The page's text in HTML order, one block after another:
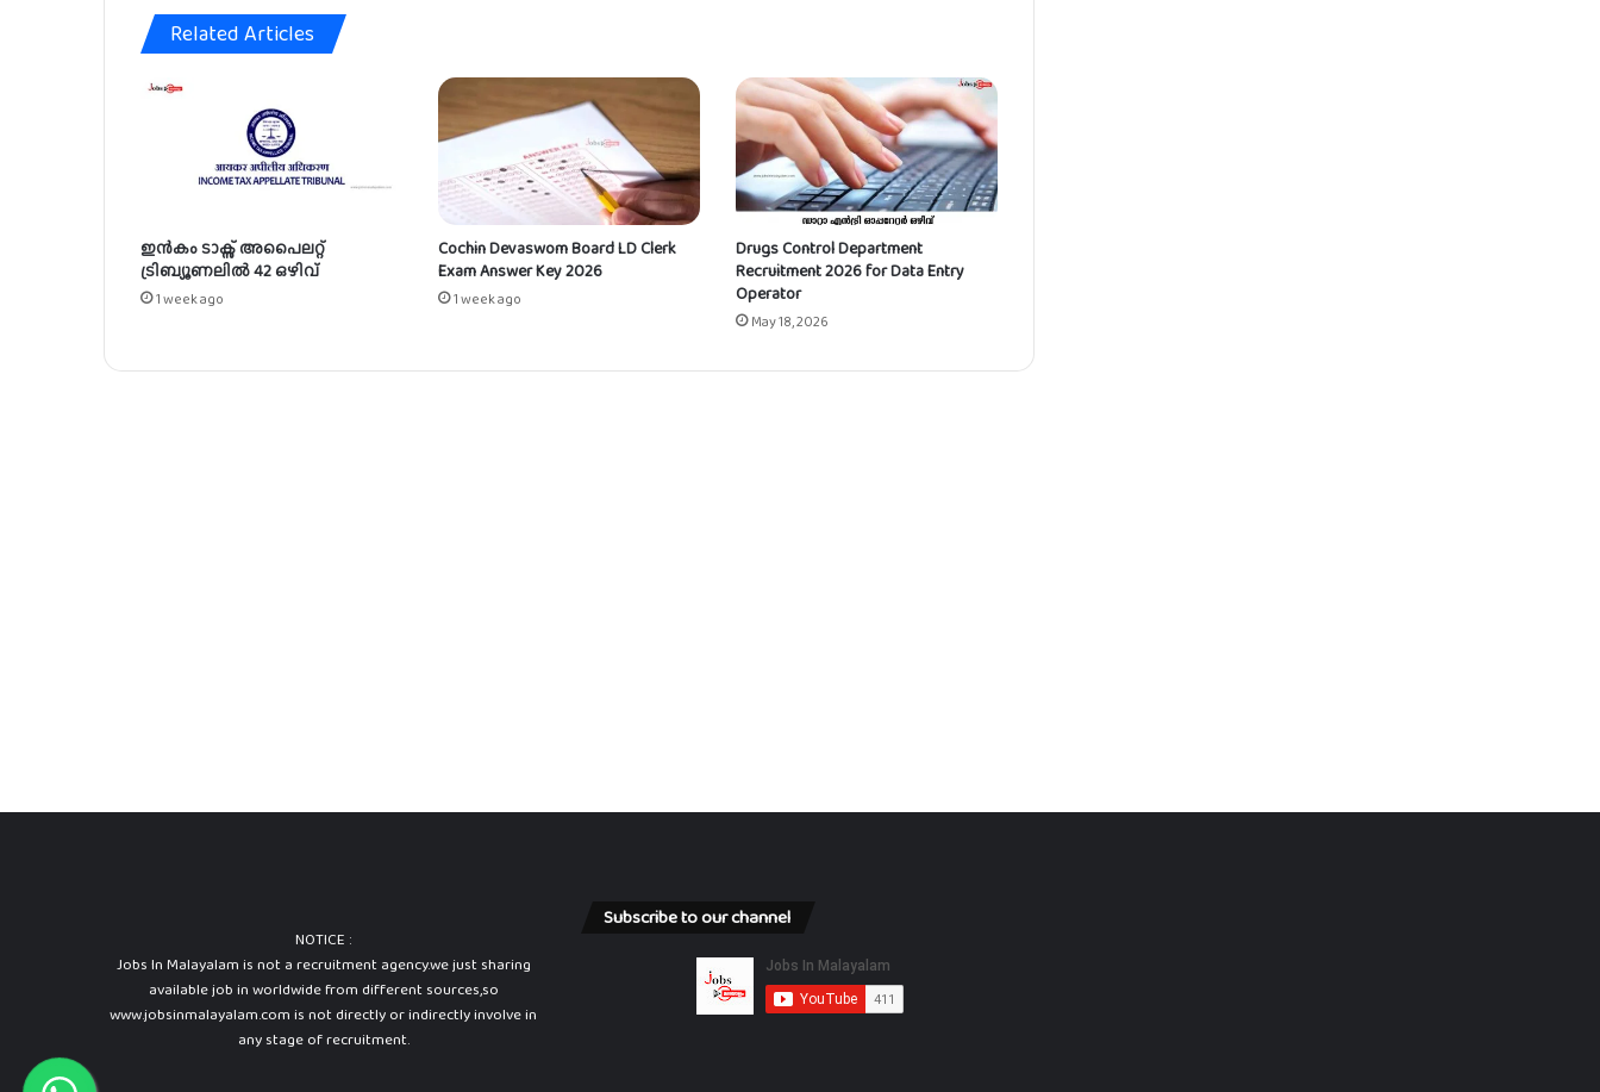
വാ
ൻ
വ
Related Articles
ഇൻകം ടാക്സ് അപൈലറ്റ്
ട്രിബ്യൂണലിൽ 42 ഒഴിവ്
1 week ago
Cochin Devaswom Board LD Clerk
Exam Answer Key 2026
1 week ago
Drugs Control Department
Recruitment 2026 for Data Entry
Operator
May 18, 2026
NOTICE :
Jobs In Malayalam is not a recruitment agency.we just sharing
available job in worldwide from different sources,so
www.jobsinmalayalam.com is not directly or indirectly involve in
any stage of recruitment.
Subscribe to our channel